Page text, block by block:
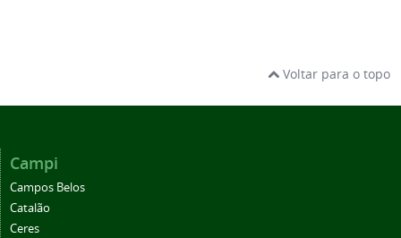
Voltar para o topo
Campi
Campos Belos
Catalão
Ceres